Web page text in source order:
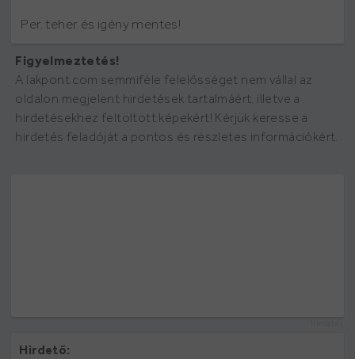
Per, teher és igény mentes!
Figyelmeztetés!
A lakpont.com semmiféle felelősséget nem vállal az
oldalon megjelent hirdetések tartalmáért, illetve a
hirdetésekhez feltöltött képekért! Kérjük keresse a
hirdetés feladóját a pontos és részletes információkért.
Hirdető: